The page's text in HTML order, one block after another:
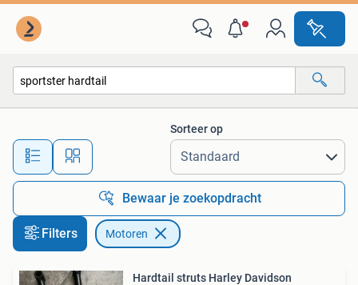
Alle afstanden…
Sorteer op
Bewaar je zoekopdracht
Filters Motoren
Hardtail struts Harley Davidson